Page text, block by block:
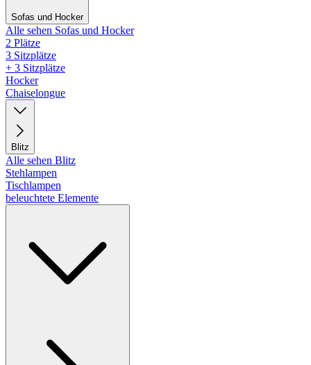
Sofas und Hocker
Alle sehen Sofas und Hocker
2 Plätze
3 Sitzplätze
+ 3 Sitzplätze
Hocker
Chaiselongue
Blitz
Alle sehen Blitz
Stehlampen
Tischlampen
beleuchtete Elemente